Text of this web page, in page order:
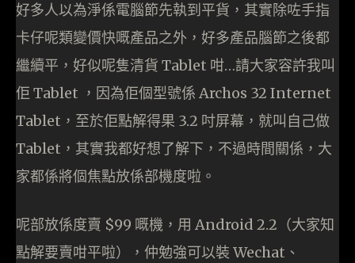
好多人以為淨係電腦節先執到平貨，其實除咗手指
卡仔呢類變價快嘅產品之外，好多產品腦節之後都
繼續平，好似呢隻清貨 Tablet 咁…請大家容許我叫
佢 Tablet ，因為佢個型號係 Archos 32 Internet
Tablet，至於佢點解得果 3.2 吋屏幕，就叫自己做
Tablet，其實我都好想了解下，不過時間關係，大
家都係將個焦點放係部機度啦。
呢部放係度賣 $99 嘅機，用 Android 2.2（大家知
點解要賣咁平啦），仲勉強可以裝 Wechat、